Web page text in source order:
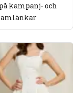
kampanj- och